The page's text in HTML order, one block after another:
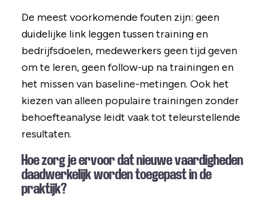
De meest voorkomende fouten zijn: geen
duidelijke link leggen tussen training en
bedrijfsdoelen, medewerkers geen tijd geven
om te leren, geen follow-up na trainingen en
het missen van baseline-metingen. Ook het
kiezen van alleen populaire trainingen zonder
behoefteanalyse leidt vaak tot teleurstellende
resultaten.
Hoe zorg je ervoor dat nieuwe vaardigheden
daadwerkelijk worden toegepast in de
praktijk?